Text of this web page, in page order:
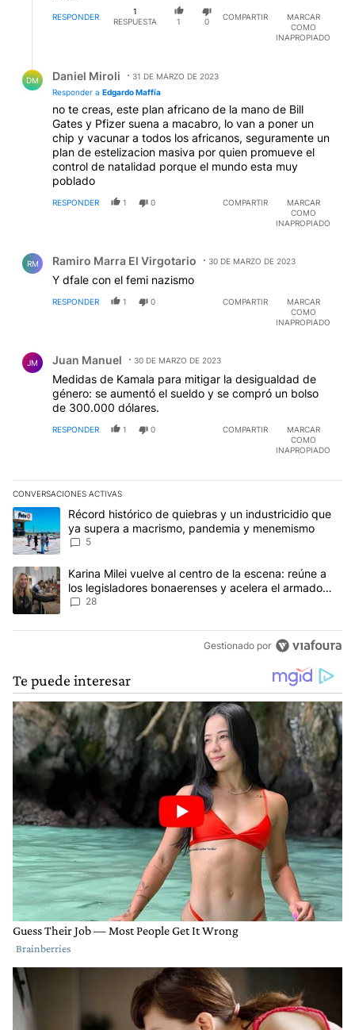
RESPONDER
1
RESPUESTA
1 0
COMPARTIR
MARCAR
COMO
INAPROPIADO
DM Daniel Miroli
31 DE MARZO DE 2023
Responder a Edgardo Maffía
no te creas, este plan africano de la mano de Bill
Gates y Pfizer suena a macabro, lo van a poner un
chip y vacunar a todos los africanos, seguramente un
plan de estelizacion masiva por quien promueve el
control de natalidad porque el mundo esta muy
poblado
RESPONDER 1 0 COMPARTIR
MARCAR
COMO
INAPROPIADO
RM Ramiro Marra El Virgotario 30 DE MARZO DE 2023
Y dfale con el femi nazismo
RESPONDER 1 0 COMPARTIR
MARCAR
COMO
INAPROPIADO
JM Juan Manuel 30 DE MARZO DE 2023
Medidas de Kamala para mitigar la desigualdad de
género: se aumentó el sueldo y se compró un bolso
de 300.000 dólares.
RESPONDER 1 0 COMPARTIR
MARCAR
COMO
INAPROPIADO
CONVERSACIONES ACTIVAS
Este listado muestra los artículos con más comentarios en los
Un artículo de tendencia con el título "Récord histórico de
Récord histórico de quiebras y un industricidio que
ya supera a macrismo, pandemia y menemismo
5
Un artículo de tendencia con el título "Karina Milei vuelve al
Karina Milei vuelve al centro de la escena: reúne a
los legisladores bonaerenses y acelera el armado
para 2027
28
Gestionado por